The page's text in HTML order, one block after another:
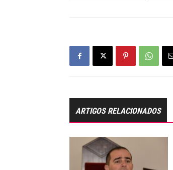
ARTIGOS RELACIONADOS